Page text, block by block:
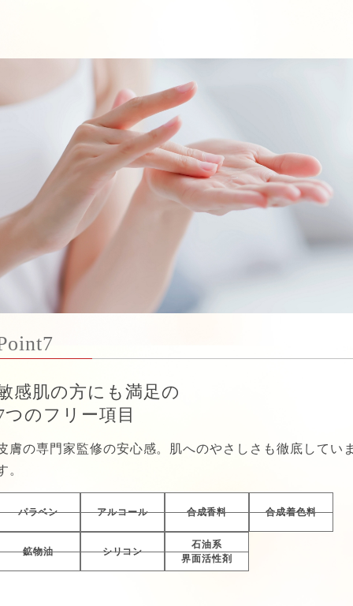
感肌の方にも満足の
つのフリー項目
膚の専門家監修の安心感。肌へのやさしさも徹底してい
。
パラベン アルコール 合成香料 合成着色料
鉱物油 シリコン
石油系
界面活性剤